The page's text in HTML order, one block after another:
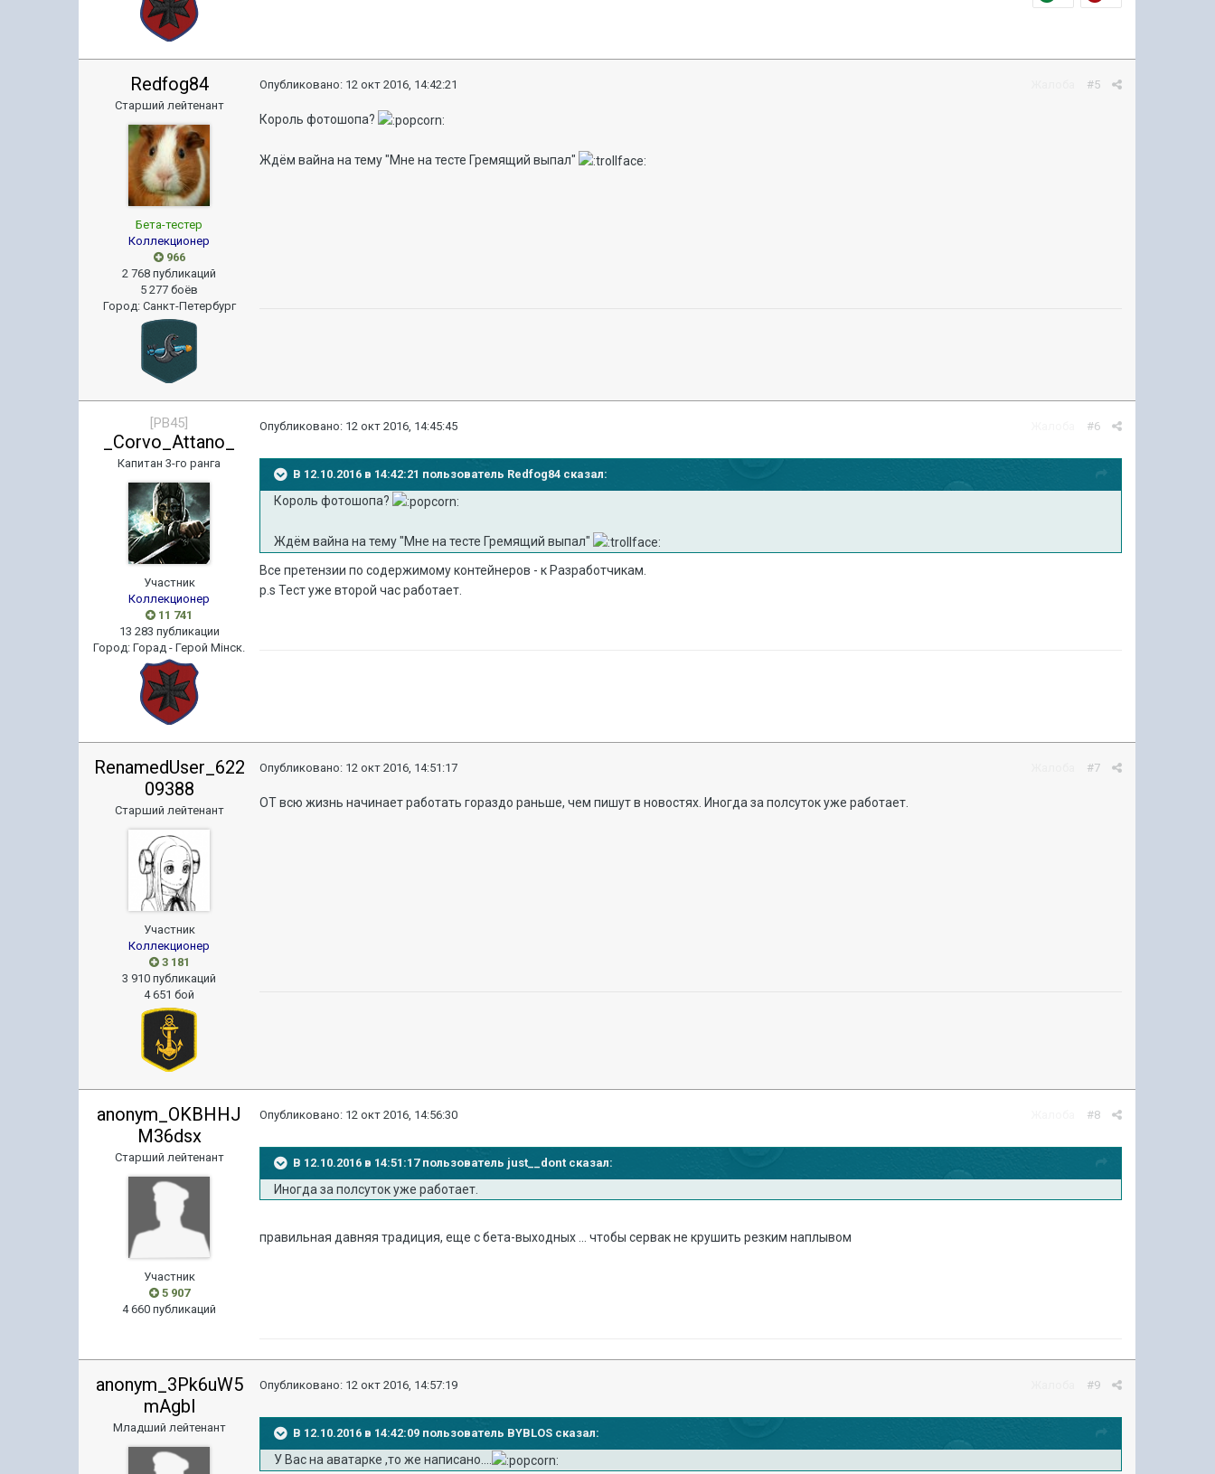
Redfog84
Старший лейтенант
Бета-тестер
Коллекционер
966
2 768 публикаций
5 277 боёв
Город: Санкт-Петербург
#5
Опубликовано: 12 окт 2016, 14:42:21
Король фотошопа?
Ждём вайна на тему "Мне на тесте Гремящий выпал"
[PB45]
_Corvo_Attano_
Капитан 3-го ранга
Участник
Коллекционер
11 741
13 283 публикации
Город:Горад - Герой Мiнск.
#6
Опубликовано: 12 окт 2016, 14:45:45
В 12.10.2016 в 14:42:21 пользователь Redfog84 сказал:
Король фотошопа?
Ждём вайна на тему "Мне на тесте Гремящий выпал"
Все претензии по содержимому контейнеров - к Разработчикам.
p.s Тест уже второй час работает.
RenamedUser_622
09388
Старший лейтенант
Участник
Коллекционер
3 181
3 910 публикаций
4 651 бой
#7
Опубликовано: 12 окт 2016, 14:51:17
ОТ всю жизнь начинает работать гораздо раньше, чем пишут в новостях. Иногда за полсуток уже работает.
anonym_OKBHHJ
M36dsx
Старший лейтенант
Участник
5 907
4 660 публикаций
#8
Опубликовано: 12 окт 2016, 14:56:30
В 12.10.2016 в 14:51:17 пользователь just__dont сказал:
Иногда за полсуток уже работает.
правильная давняя традиция, еще с бета-выходных ... чтобы сервак не крушить резким наплывом
anonym_3Pk6uW5
mAgbl
Младший лейтенант
#9
Опубликовано: 12 окт 2016, 14:57:19
В 12.10.2016 в 14:42:09 пользователь BYBLOS сказал:
У Вас на аватарке ,то же написано....